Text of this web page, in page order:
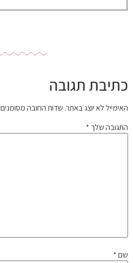
כתיבת תגובה
האימייל לא יוצג באתר. שדות החובה מסומנים
התגובה שלך *
שם*